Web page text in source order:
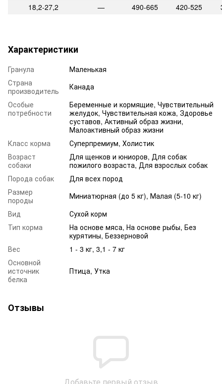
18,2-27,2
— 490-665 420-525
Характеристики
Гранула
Маленькая
Страна
производитель
Канада
Особые
потребности
Беременные и кормящие, Чувствительный
желудок, Чувствительная кожа, Здоровье
суставов, Активный образ жизни,
Малоактивный образ жизни
Класс корма
Суперпремиум, Холистик
Возраст
собаки
Для щенков и юниоров, Для собак
пожилого возраста, Для взрослых собак
Порода собак
Для всех пород
Размер
породы
Миниатюрная (до 5 кг), Малая (5-10 кг)
Вид
Сухой корм
Тип корма
На основе мяса, На основе рыбы, Без
курятины, Беззерновой
Вес
1 - 3 кг, 3,1 - 7 кг
Основной
источник
белка
Птица, Утка
Отзывы